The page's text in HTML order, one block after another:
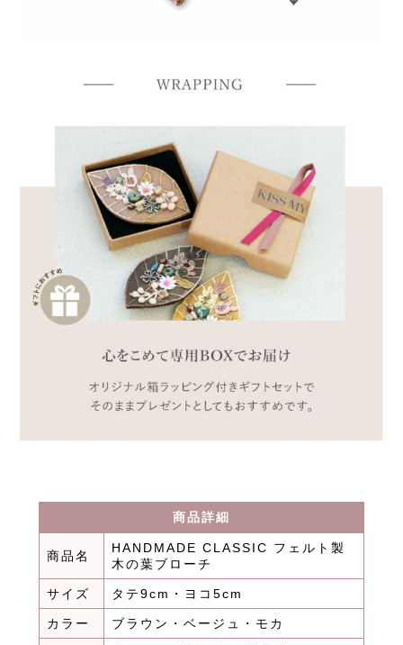
商品詳細
商品名
HANDMADE CLASSIC フェルト製
木の葉ブローチ
サイズ タテ9cm・ヨコ5cm
カラー ブラウン・ベージュ・モカ